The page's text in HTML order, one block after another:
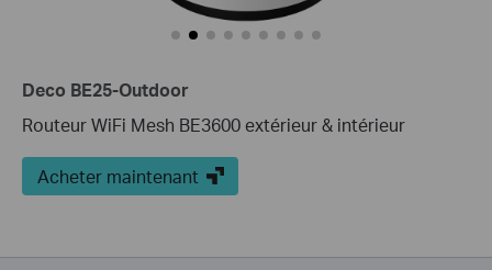
Deco BE25-Outdoor
Routeur WiFi Mesh BE3600 extérieur & intérieur
Acheter maintenant